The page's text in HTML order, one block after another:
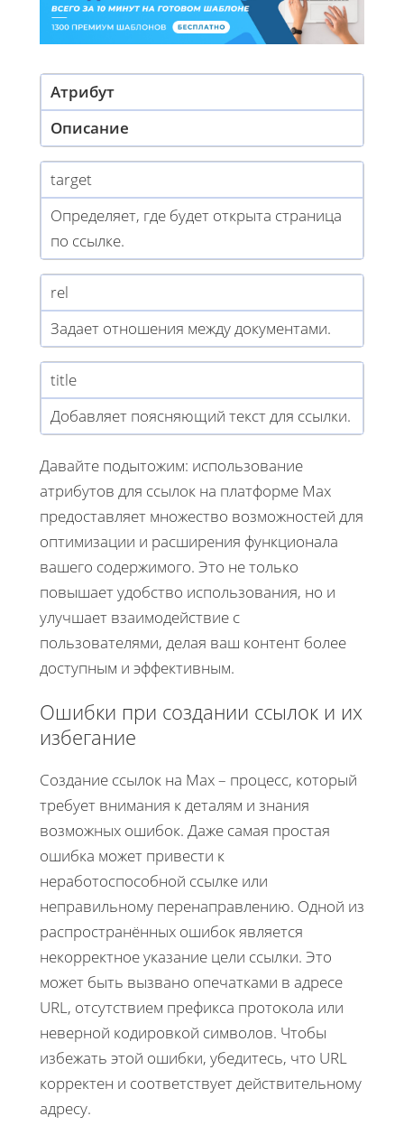
Атрибут
Описание
target
Определяет, где будет открыта страница
по ссылке.
rel
Задает отношения между документами.
title
Добавляет поясняющий текст для ссылки.
Давайте подытожим: использование
атрибутов для ссылок на платформе Max
предоставляет множество возможностей для
оптимизации и расширения функционала
вашего содержимого. Это не только
повышает удобство использования, но и
улучшает взаимодействие с
пользователями, делая ваш контент более
доступным и эффективным.
Ошибки при создании ссылок и их
избегание
Создание ссылок на Max – процесс, который
требует внимания к деталям и знания
возможных ошибок. Даже самая простая
ошибка может привести к
неработоспособной ссылке или
неправильному перенаправлению. Одной из
распространённых ошибок является
некорректное указание цели ссылки. Это
может быть вызвано опечатками в адресе
URL, отсутствием префикса протокола или
неверной кодировкой символов. Чтобы
избежать этой ошибки, убедитесь, что URL
корректен и соответствует действительному
адресу.